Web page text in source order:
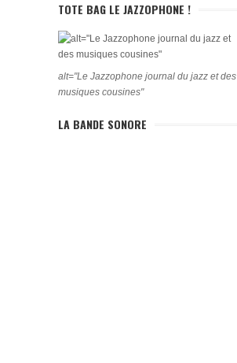
TOTE BAG LE JAZZOPHONE !
alt="Le Jazzophone journal du jazz et des
musiques cousines"
LA BANDE SONORE